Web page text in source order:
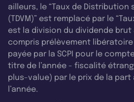
ailleurs, le “Taux de Distribution
(TDVM)” est remplacé par le
est la division du dividende
compris prélèvement
payée par la SCPI pour le
titre de l’année - fiscalité
plus-value) par le prix de la part
l’année.